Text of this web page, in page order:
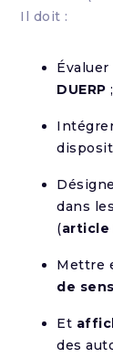
Il doit :
Évaluer
DUERP ;
dans
(article
Mettre
de
Et
des